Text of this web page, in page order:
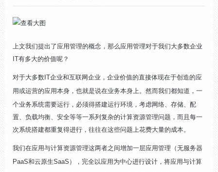
上文我们提出了应用管理的概念，那么应用管理对于我们大多数企业
IT有多大的价值呢？
对于大多数IT企业和互联网企业，企业价值的直接体现在于创造的应
用或运营的应用本身，也就是说在业务本身上。然而我们都知道，一
个业务系统需要运行，必须得搭建运行环境，考虑网络、存储、配
置、负载均衡、安全等等一系列复杂的计算资源管理问题，而且每一
次系统搭建都重复得进行，往往在这些问题上花费大量的成本。
我们在应用与计算资源管理这两者之间增加一层应用管理（无服务器
PaaS和云原生SaaS）， 完全以应用为中心进行设计 ，将应用与计算